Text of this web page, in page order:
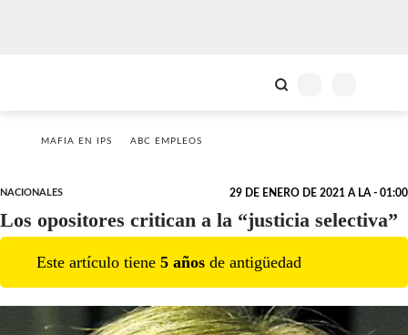
MAFIA EN IPS ABC EMPLEOS
NACIONALES 29 DE ENERO DE 2021 A LA - 01:00
Los opositores critican a la “justicia selectiva”
Este artículo tiene 5 años de antigüedad